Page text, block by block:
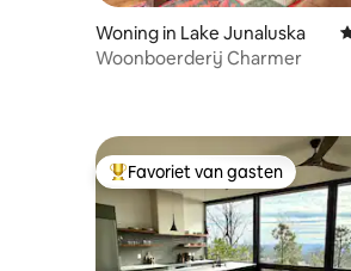
Woning in Lake Junaluska
Woonboerderij Charmer
Topfavoriet van gasten
Favoriet van gasten